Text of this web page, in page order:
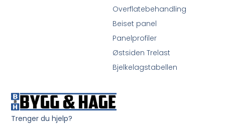
Trenger du hjelp?
Overflatebehandling
Beiset panel
Panelprofiler
Østsiden Trelast
Bjelkelagstabellen